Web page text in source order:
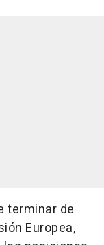
terminar de
Europea,